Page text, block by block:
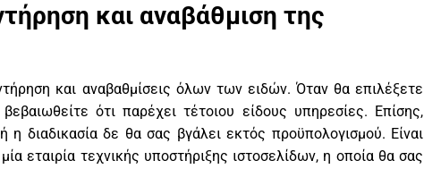
και αναβάθμιση της
και αναβαθμίσεις όλων των ειδών. Όταν θα επιλέξετε
ότι παρέχει τέτοιου είδους υπηρεσίες. Επίσης,
η διαδικασία δε θα σας βγάλει εκτός προϋπολογισμού. Είναι
εταιρία τεχνικής υποστήριξης ιστοσελίδων, η οποία θα σας